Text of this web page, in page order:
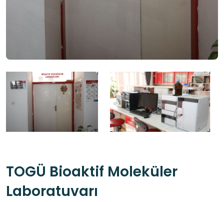
TOGÜ Bioaktif Moleküler
Laboratuvarı